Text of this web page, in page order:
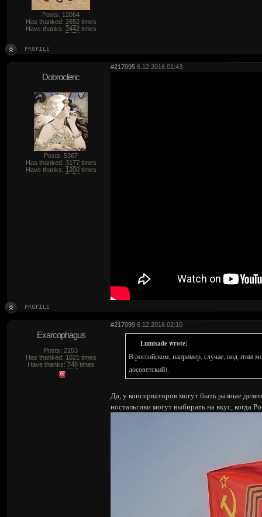
Posts: 12064
Has thanked: 2652times
Have thanks: 2442times
#217095 6.12.2016 01:43
Dobrocleric
Posts: 5367
Has thanked: 3177times
Have thanks: 1200times
#217099 6.12.2016 02:10
Exarcophagus
Posts: 2153
Has thanked: 1021 times
Have thanks: 748times
Lumisade wrote:
В российском, например, случае, под этим
досоветский).
Да, у консерваторов могут быть разные
ностальгики могут выбирать на вкус, когда